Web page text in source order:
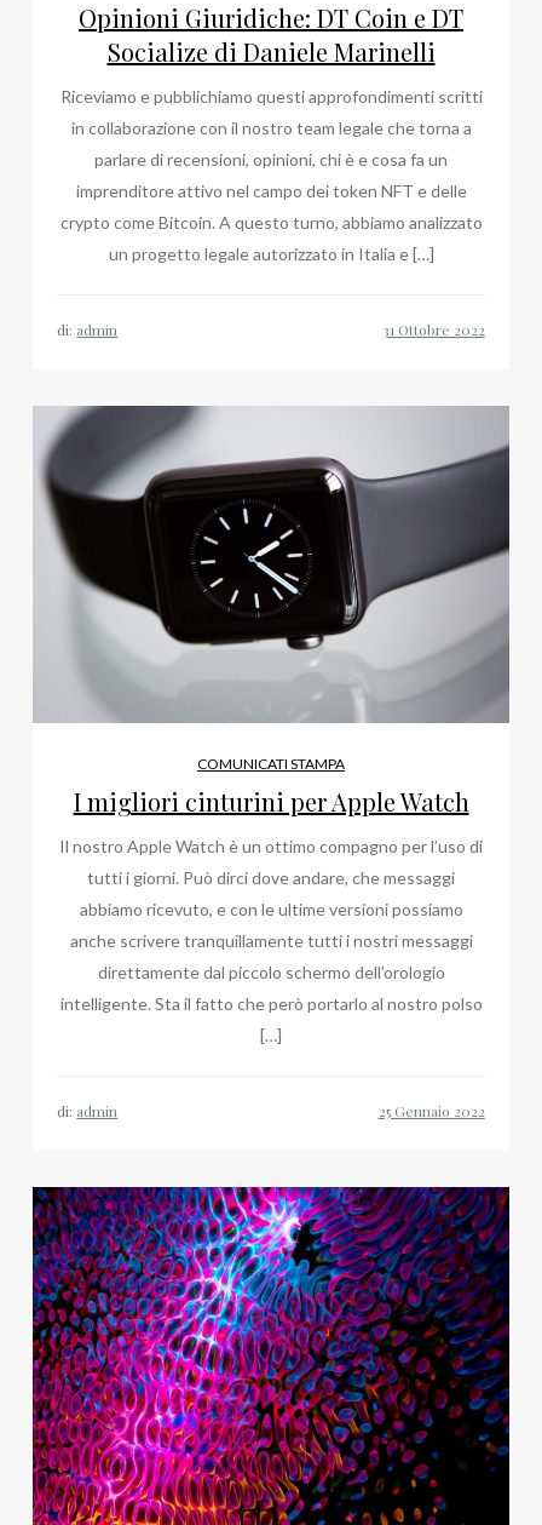
Opinioni Giuridiche: DT Coin e DT
Socialize di Daniele Marinelli
Riceviamo e pubblichiamo questi approfondimenti scritti
in collaborazione con il nostro team legale che torna a
parlare di recensioni, opinioni, chi è e cosa fa un
imprenditore attivo nel campo dei token NFT e delle
crypto come Bitcoin. A questo turno, abbiamo analizzato
un progetto legale autorizzato in Italia e […]
di: admin
COMUNICATI STAMPA
I migliori cinturini per Apple Watch
Il nostro Apple Watch è un ottimo compagno per l’uso di
tutti i giorni. Può dirci dove andare, che messaggi
abbiamo ricevuto, e con le ultime versioni possiamo
anche scrivere tranquillamente tutti i nostri messaggi
direttamente dal piccolo schermo dell’orologio
intelligente. Sta il fatto che però portarlo al nostro polso
[…]
di: admin